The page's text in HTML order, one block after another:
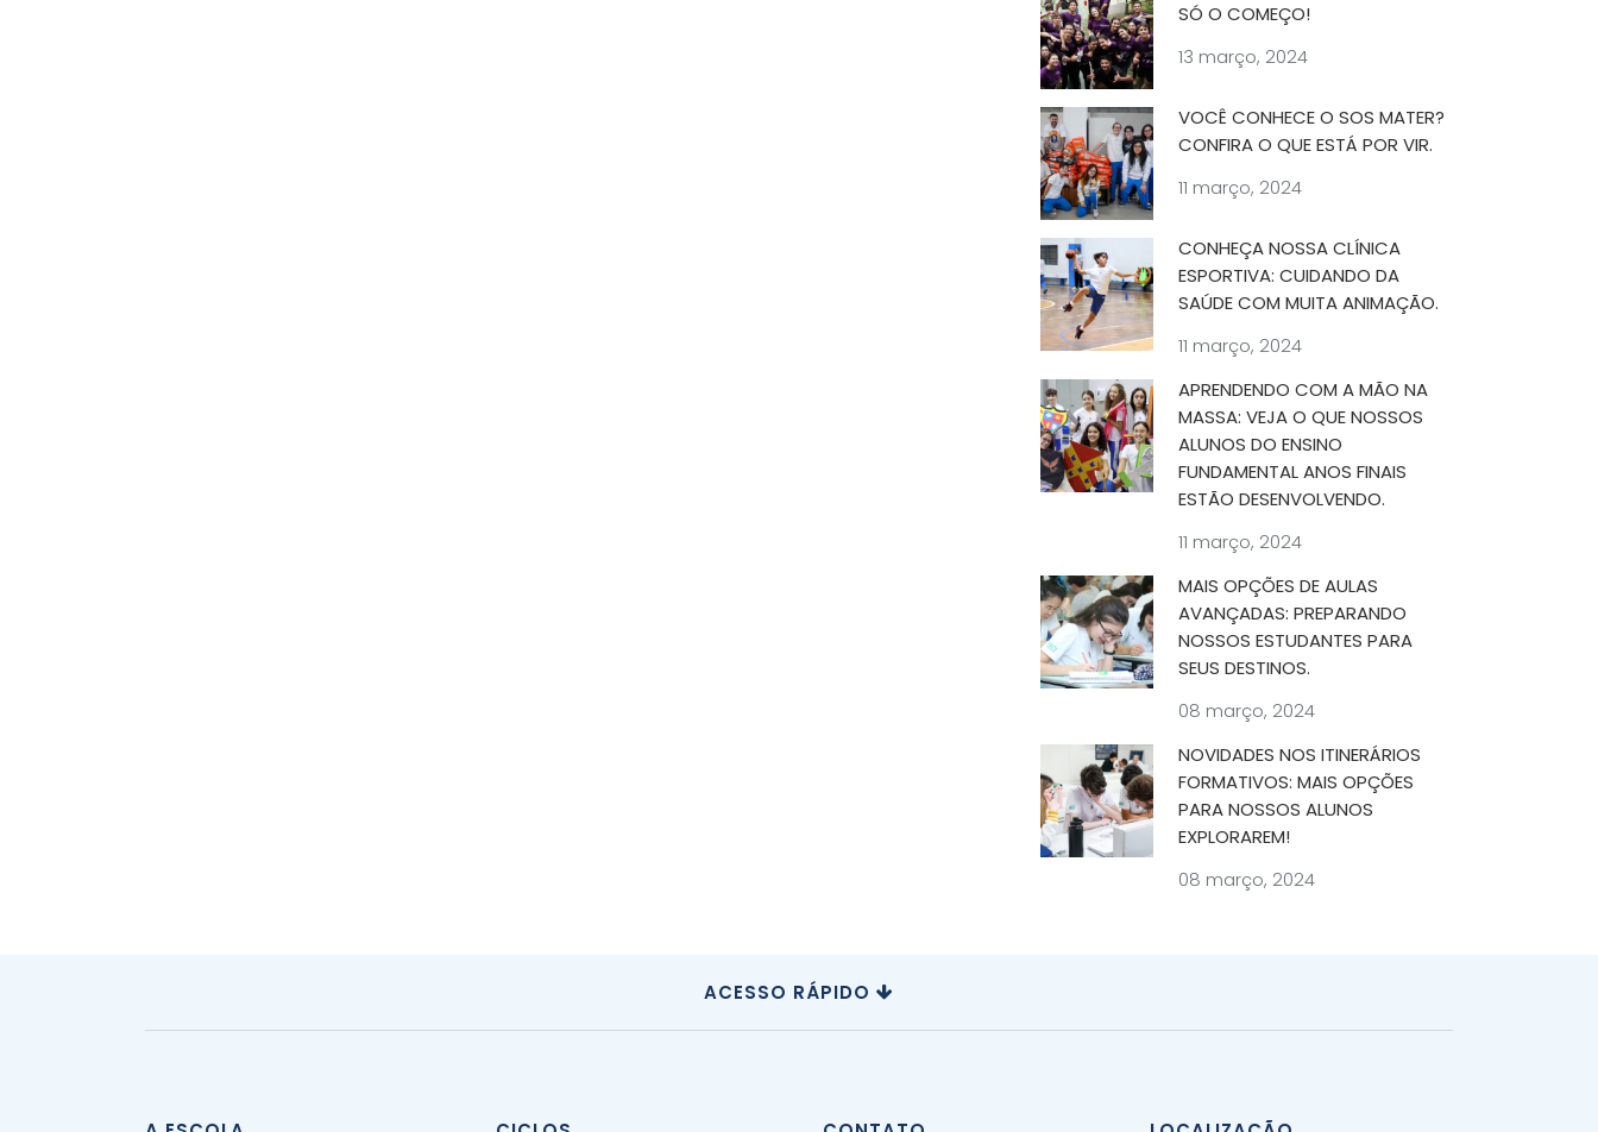
SÓ O COMEÇO!
13 março, 2024
VOCÊ CONHECE O SOS MATER?
CONFIRA O QUE ESTÁ POR VIR.
11 março, 2024
CONHEÇA NOSSA CLÍNICA
ESPORTIVA: CUIDANDO DA
SAÚDE COM MUITA ANIMAÇÃO.
11 março, 2024
APRENDENDO COM A MÃO NA
MASSA: VEJA O QUE NOSSOS
ALUNOS DO ENSINO
FUNDAMENTAL ANOS FINAIS
ESTÃO DESENVOLVENDO.
11 março, 2024
MAIS OPÇÕES DE AULAS
AVANÇADAS: PREPARANDO
NOSSOS ESTUDANTES PARA
SEUS DESTINOS.
08 março, 2024
NOVIDADES NOS ITINERÁRIOS
FORMATIVOS: MAIS OPÇÕES
PARA NOSSOS ALUNOS
EXPLORAREM!
08 março, 2024
ACESSO RÁPIDO